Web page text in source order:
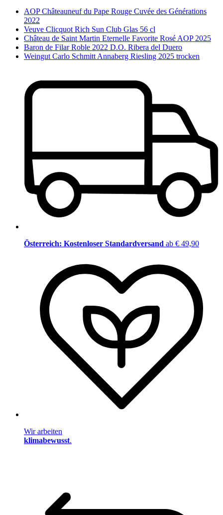
AOP Châteauneuf du Pape Rouge Cuvée des Générations
2022
Veuve Clicquot Rich Sun Club Glas 56 cl
Château de Saint Martin Eternelle Favorite Rosé AOP 2025
Baron de Filar Roble 2022 D.O. Ribera del Duero
Weingut Carlo Schmitt Annaberg Riesling 2025 trocken
Österreich: Kostenloser Standardversand ab € 49,90
Wir arbeiten
klimabewusst.